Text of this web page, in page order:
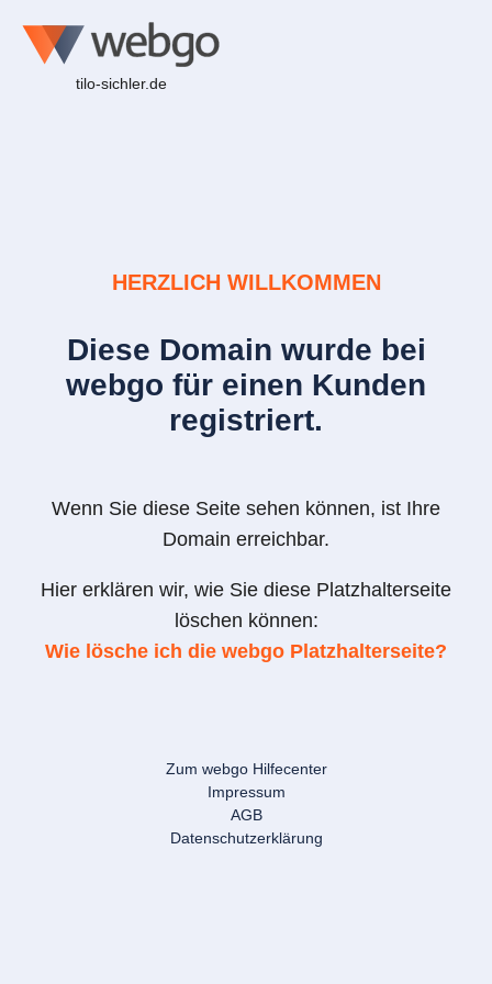
tilo-sichler.de
HERZLICH WILLKOMMEN
Diese Domain wurde bei
webgo für einen Kunden
registriert.
Wenn Sie diese Seite sehen können, ist Ihre
Domain erreichbar.
Hier erklären wir, wie Sie diese Platzhalterseite
löschen können:
Wie lösche ich die webgo Platzhalterseite?
Zum webgo Hilfecenter
Impressum
AGB
Datenschutzerklärung